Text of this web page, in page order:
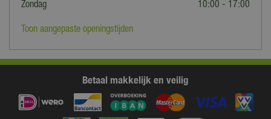
Zondag
10:00 - 17:00
Toon aangepaste openingstijden
Betaal makkelijk en veilig